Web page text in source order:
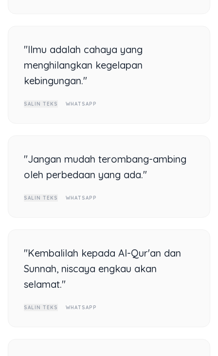
"Ilmu adalah cahaya yang
menghilangkan kegelapan
kebingungan."
SALIN TEKS WHATSAPP
"Jangan mudah terombang-ambing
oleh perbedaan yang ada."
SALIN TEKS WHATSAPP
"Kembalilah kepada Al-Qur'an dan
Sunnah, niscaya engkau akan
selamat."
SALIN TEKS WHATSAPP